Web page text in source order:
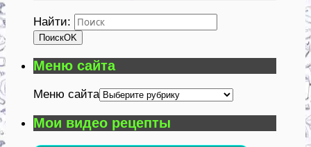
Найти:
ПоискOK
Меню сайта
Меню сайта
Мои видео рецепты